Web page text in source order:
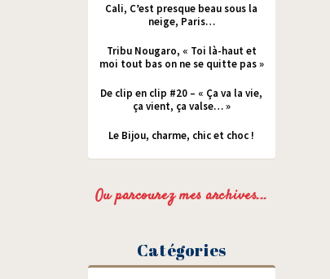
Cali, C’est presque beau sous la
neige, Paris…
Tribu Nougaro, « Toi là-haut et
moi tout bas on ne se quitte pas »
De clip en clip #20 – « Ça va la vie,
ça vient, ça valse… »
Le Bijou, charme, chic et choc !
Ou parcourez mes archives...
Catégories